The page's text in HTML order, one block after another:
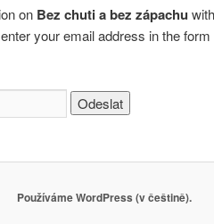
on Bez chuti a bez zápachu
your email address in the form
Používáme WordPress (v češtině).